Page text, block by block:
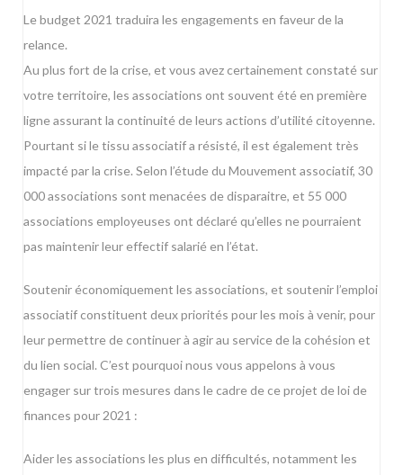
Le budget 2021 traduira les engagements en faveur de la
relance.
Au plus fort de la crise, et vous avez certainement constaté sur
votre territoire, les associations ont souvent été en première
ligne assurant la continuité de leurs actions d’utilité citoyenne.
Pourtant si le tissu associatif a résisté, il est également très
impacté par la crise. Selon l’étude du Mouvement associatif, 30
000 associations sont menacées de disparaitre, et 55 000
associations employeuses ont déclaré qu’elles ne pourraient
pas maintenir leur effectif salarié en l’état.
Soutenir économiquement les associations, et soutenir l’emploi
associatif constituent deux priorités pour les mois à venir, pour
leur permettre de continuer à agir au service de la cohésion et
du lien social. C’est pourquoi nous vous appelons à vous
engager sur trois mesures dans le cadre de ce projet de loi de
finances pour 2021 :
Aider les associations les plus en difficultés, notamment les